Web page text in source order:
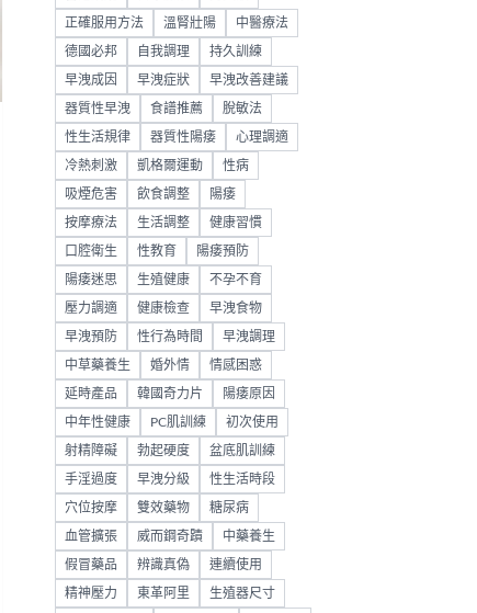
正確服用方法 溫腎壯陽 中醫療法
德國必邦 自我調理 持久訓練
早洩成因 早洩症狀 早洩改善建議
器質性早洩 食譜推薦 脫敏法
性生活規律 器質性陽痿 心理調適
冷熱刺激 凱格爾運動 性病
吸煙危害 飲食調整 陽痿
按摩療法 生活調整 健康習慣
口腔衛生 性教育 陽痿預防
陽痿迷思 生殖健康 不孕不育
壓力調適 健康檢查 早洩食物
早洩預防 性行為時間 早洩調理
中草藥養生 婚外情 情感困惑
延時產品 韓國奇力片 陽痿原因
中年性健康 PC肌訓練 初次使用
射精障礙 勃起硬度 盆底肌訓練
手淫過度 早洩分級 性生活時段
穴位按摩 雙效藥物 糖尿病
血管擴張 威而鋼奇蹟 中藥養生
假冒藥品 辨識真偽 連續使用
精神壓力 東革阿里 生殖器尺寸